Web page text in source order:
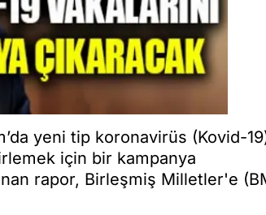
yeni tip koronavirüs (Kovid-
için bir kampanya
rapor, Birleşmiş Milletler'e